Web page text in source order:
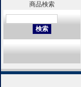
商品検索